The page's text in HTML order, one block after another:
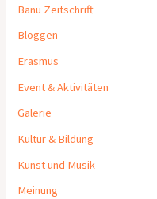
Banu Zeitschrift
Bloggen
Erasmus
Event & Aktivitäten
Galerie
Kultur & Bildung
Kunst und Musik
Meinung